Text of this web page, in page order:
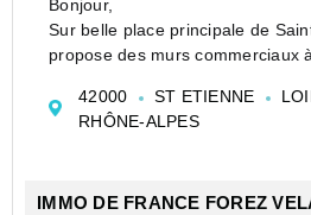
Bonjour,
Sur belle place principale de
propose des murs commerciaux
pour une activité de metiers de
est fait pour vous!!
42000 ST ETIENNE
RHÔNE-ALPES
IMMO DE FRANCE FOREZ